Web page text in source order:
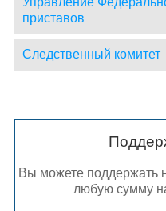
приставов
Следственный комитет
Вы можете поддержать
любую сумму